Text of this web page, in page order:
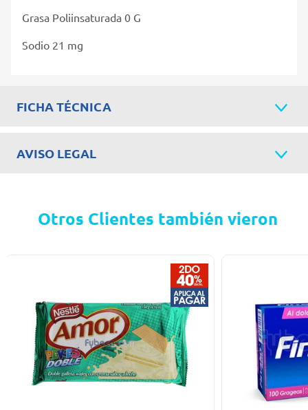
Grasa Poliinsaturada 0 G
Sodio 21 mg
FICHA TÉCNICA
AVISO LEGAL
Otros Clientes también vieron